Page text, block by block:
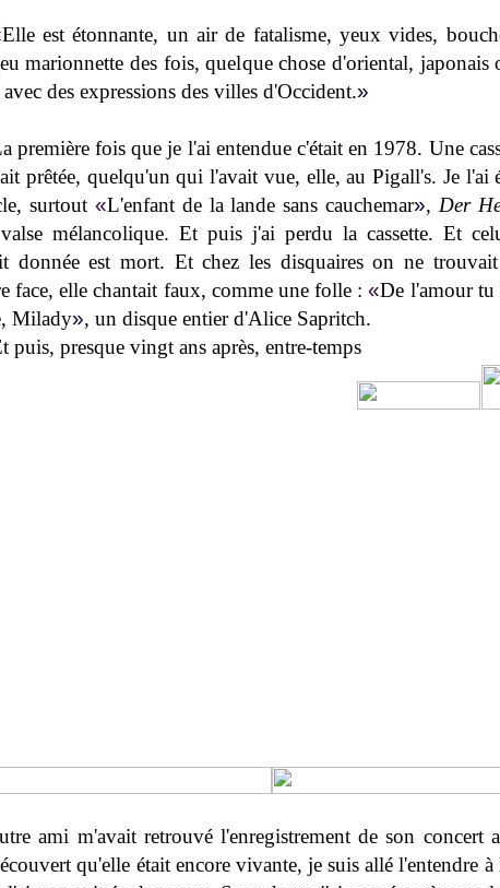
Elle est étonnante, un air de fatalisme, yeux vides,
marionnette des fois, quelque chose d'oriental, japonais
des expressions des villes d'Occident.»
première fois que je l'ai entendue c'était en 1978. Une
prêtée, quelqu'un qui l'avait vue, elle, au Pigall's. Je l'ai
surtout «L'enfant de la lande sans cauchemar», Der
mélancolique. Et puis j'ai perdu la cassette. Et
donnée est mort. Et chez les disquaires on ne
face, elle chantait faux, comme une folle :«De l'amour tu
Milady», un disque entier d'Alice Sapritch.
puis, presque vingt ans après, entre-temps
ami m'avait retrouvé l'enregistrement de son concert
qu'elle était encore vivante, je suis allé l'entendre